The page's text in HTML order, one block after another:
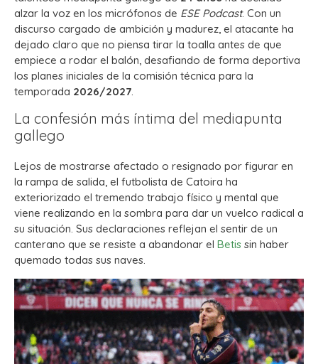
alzar la voz en los micrófonos de ESE Podcast. Con un
discurso cargado de ambición y madurez, el atacante ha
dejado claro que no piensa tirar la toalla antes de que
empiece a rodar el balón, desafiando de forma deportiva
los planes iniciales de la comisión técnica para la
temporada 2026/2027
La confesión más íntima del mediapunta
gallego
Lejos de mostrarse afectado o resignado por figurar en
la rampa de salida, el futbolista de Catoira ha
exteriorizado el tremendo trabajo físico y mental que
viene realizando en la sombra para dar un vuelco radical a
su situación. Sus declaraciones reflejan el sentir de un
canterano que se resiste a abandonar el Betis sin haber
quemado todas sus naves.